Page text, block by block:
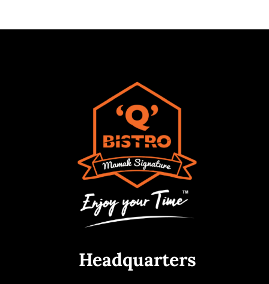
Headquarters